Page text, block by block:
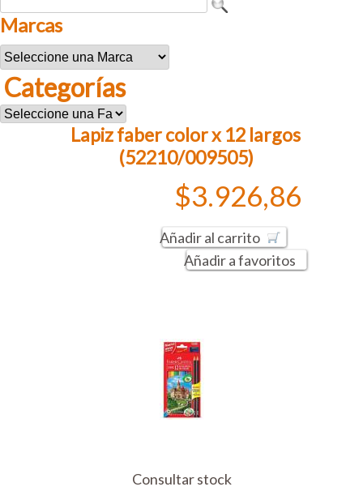
Marcas
Categorías
Lapiz faber color x 12 largos
(52210/009505)
$3.926,86
Añadir al carrito
Añadir a favoritos
Consultar stock